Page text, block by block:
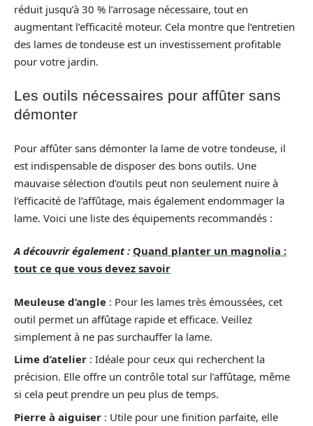
réduit jusqu’à 30 % l’arrosage nécessaire, tout en
augmentant l’efficacité moteur. Cela montre que l’entretien
des lames de tondeuse est un investissement profitable
pour votre jardin.
Les outils nécessaires pour affûter sans
démonter
Pour affûter sans démonter la lame de votre tondeuse, il
est indispensable de disposer des bons outils. Une
mauvaise sélection d’outils peut non seulement nuire à
l’efficacité de l’affûtage, mais également endommager la
lame. Voici une liste des équipements recommandés :
A découvrir également : Quand planter un magnolia :
tout ce que vous devez savoir
Meuleuse d’angle : Pour les lames très émoussées, cet
outil permet un affûtage rapide et efficace. Veillez
simplement à ne pas surchauffer la lame.
Lime d’atelier : Idéale pour ceux qui recherchent la
précision. Elle offre un contrôle total sur l’affûtage, même
si cela peut prendre un peu plus de temps.
Pierre à aiguiser : Utile pour une finition parfaite, elle